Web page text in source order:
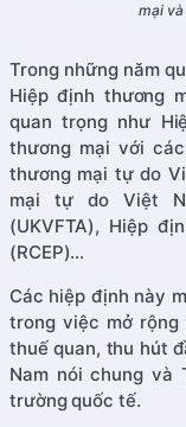
mại và
Trong những năm
Hiệp định thương
quan trọng như
thương mại với
thương mại tự do
mại tự do Việt
(UKVFTA), Hiệp
(RCEP)…
Các hiệp định này
trong việc mở
thuế quan, thu hút
Nam nói chung và
trường quốc tế.